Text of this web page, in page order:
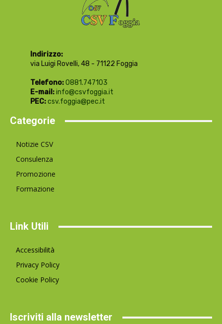
Indirizzo:
via Luigi Rovelli, 48 - 71122 Foggia
Telefono:0881.747103
E-mail:info@csvfoggia.it
PEC:csv.foggia@pec.it
Categorie
Notizie CSV
Consulenza
Promozione
Formazione
Link Utili
Accessibilità
Privacy Policy
Cookie Policy
Iscriviti alla newsletter